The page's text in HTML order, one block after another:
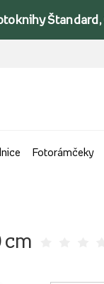
Fotorámčeky
cm